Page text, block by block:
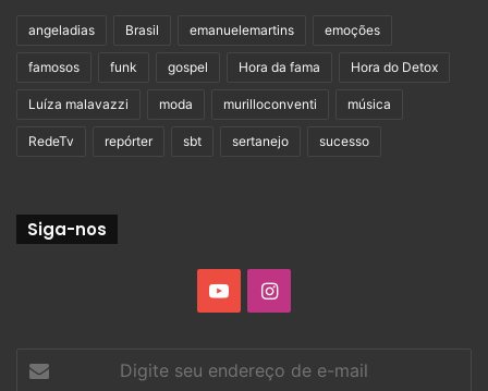
angeladias Brasil emanuelemartins emoções
famosos funk gospel Hora da fama Hora do Detox
Luíza malavazzi moda murilloconventi música
RedeTv repórter sbt sertanejo sucesso
Siga-nos
YouTubeInstagram
seu